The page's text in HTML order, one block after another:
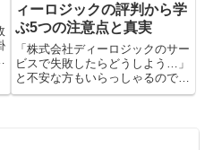
ィーロジックの評判から学
ぶ5つの注意点と真実
「株式会社ディーロジックのサー
ビスで失敗したらどうしよう…」
と不安な方もいらっしゃるのでは
ないでしょうか。この記事では、